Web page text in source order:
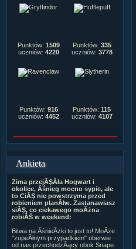
Punktów: 1509
uczniów: 4220
Punktów: 335
uczniów: 3778
Punktów: 916
uczniów: 4452
Punktów: 115
uczniów: 4107
Ankieta
Zima przejĂŞÂła Hogwart i
okolice, Âśnieg mocno sypie, ale
to CiĂŞ nie powstrzyma przed
robieniem planĂłw. Zastanawiasz
siĂŞ, co ciekawego moÂżna
robiĂŚ w weekend:
Bitwa na ÂśnieÂżki to jest to! MoÂże
"zupeÂłnym przypadkiem" oberwie
od nas przechodzÂący obok Snape.